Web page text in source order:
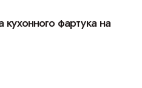
кухонного фартука на